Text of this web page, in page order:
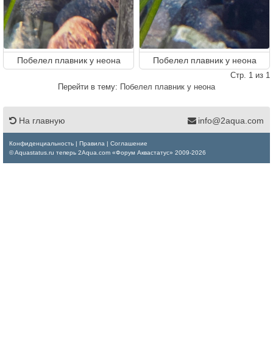
Побелел плавник у неона Побелел плавник у неона
Стр. 1 из 1
Перейти в тему: Побелел плавник у неона
На главную info@2aqua.com
Конфиденциальность Правила
Соглашение
© Aquastatus.ru теперь 2Aqua.com «Форум Аквастатус» 2009-2026